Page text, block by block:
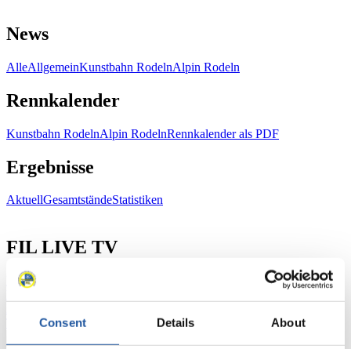
Consent Details About
News
AlleAllgemeinKunstbahn RodelnAlpin Rodeln
Rennkalender
Kunstbahn RodelnAlpin RodelnRennkalender als PDF
Ergebnisse
AktuellGesamtständeStatistiken
FIL LIVE TV
Live Streaming
Live Streaming Alpin
Tippspiel